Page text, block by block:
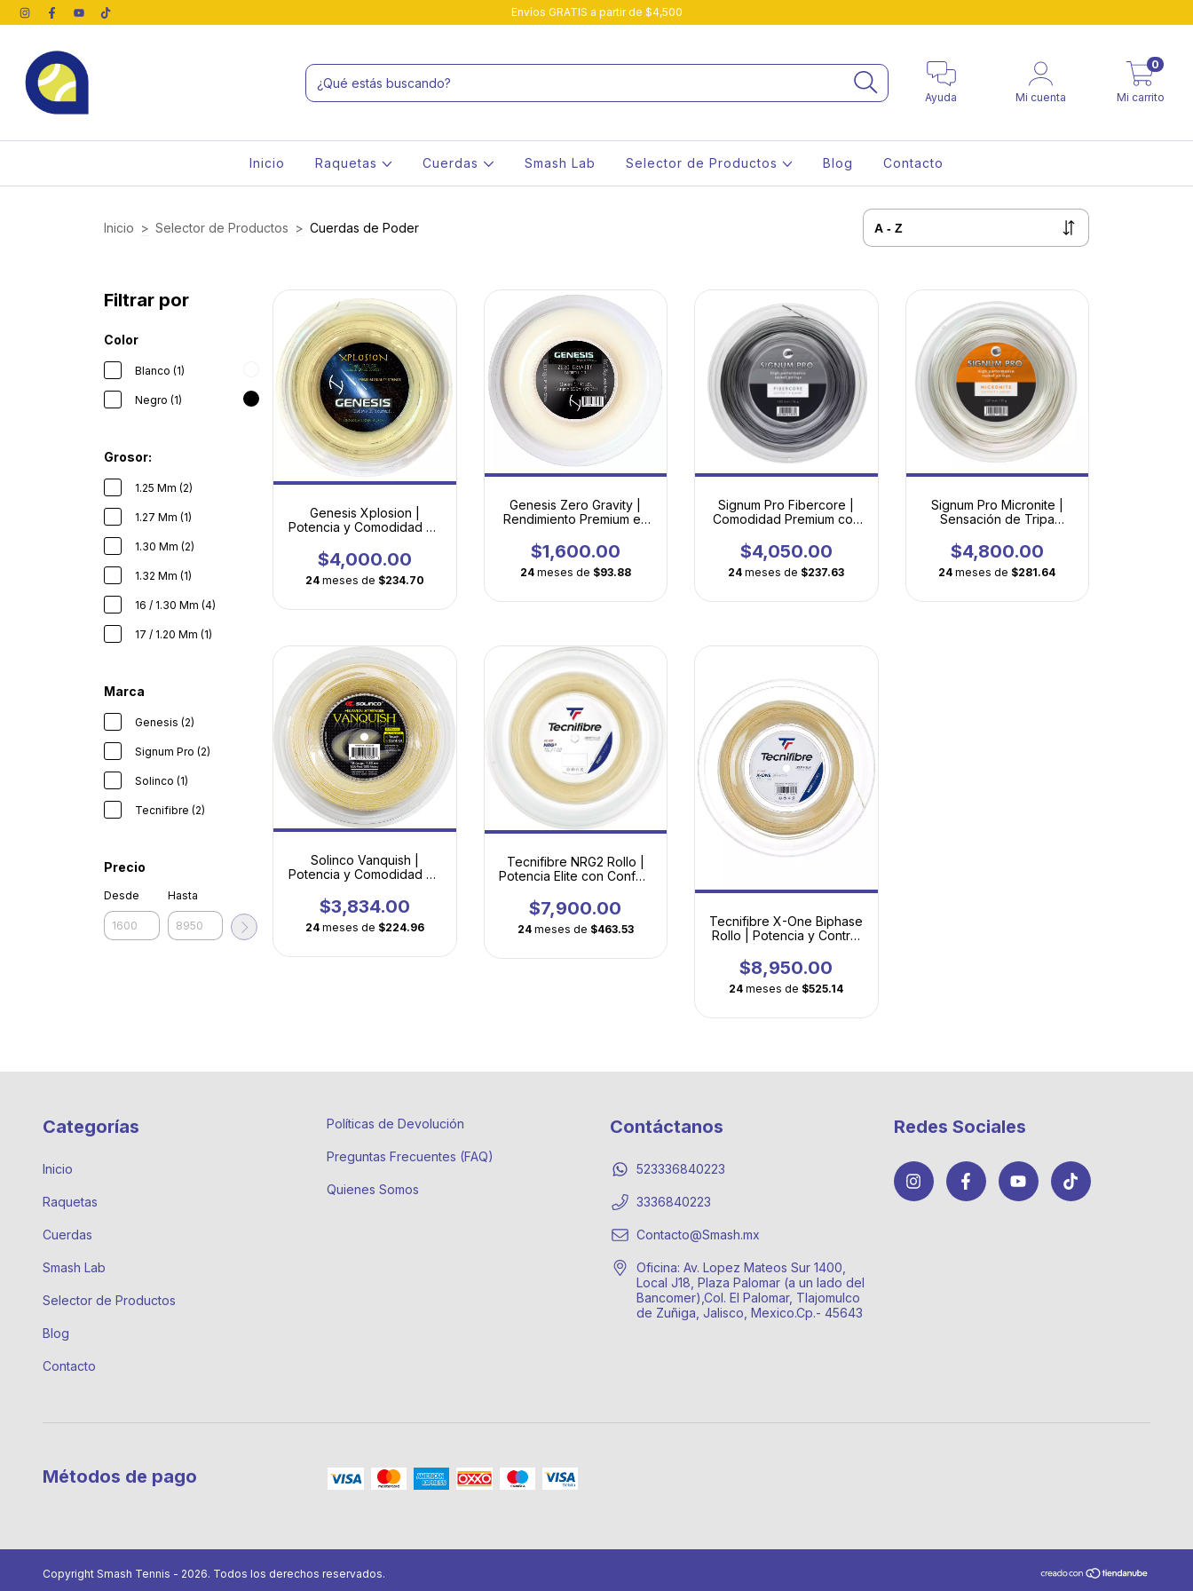
Envíos GRATIS a partir de $4,500
Ayuda Mi cuenta Mi carrito
0
Inicio Raquetas Cuerdas Smash Lab Selector de Productos Blog Contacto
Inicio > Selector de Productos > Cuerdas de Poder
Filtrar por
Color
Blanco (1)
Negro (1)
Grosor:
1.25 Mm (2)
1.27 Mm (1)
1.30 Mm (2)
1.32 Mm (1)
16 / 1.30 Mm (4)
17 / 1.20 Mm (1)
Marca
Genesis (2)
Signum Pro (2)
Solinco (1)
Tecnifibre (2)
Precio
Desde Hasta
Genesis Xplosion |
Potencia y Comodidad en
$4,000.00
24 meses de $234.70
Genesis Zero Gravity |
Rendimiento Premium en
Accesible
$1,600.00
24 meses de $93.88
Signum Pro Fibercore |
Comodidad Premium con
$4,050.00
24 meses de $237.63
Signum Pro Micronite |
Sensación de Tripa
Revolucionaria
$4,800.00
24 meses de $281.64
Solinco Vanquish |
Potencia y Comodidad en
$3,834.00
24 meses de $224.96
Tecnifibre NRG2 Rollo |
Potencia Elite con Confort
$7,900.00
24 meses de $463.53
Tecnifibre X-One Biphase
Rollo | Potencia y Control
$8,950.00
24 meses de $525.14
Categorías
Inicio
Raquetas
Cuerdas
Smash Lab
Selector de Productos
Blog
Contacto
Políticas de Devolución
Preguntas Frecuentes (FAQ)
Quienes Somos
Contáctanos
523336840223
3336840223
Contacto@Smash.mx
Oficina: Av. Lopez Mateos Sur 1400,
Local J18, Plaza Palomar (a un lado del
Bancomer),Col. El Palomar, Tlajomulco
de Zuñiga, Jalisco, Mexico.Cp.- 45643
Redes Sociales
Métodos de pago
Copyright Smash Tennis - 2026. Todos los derechos reservados.